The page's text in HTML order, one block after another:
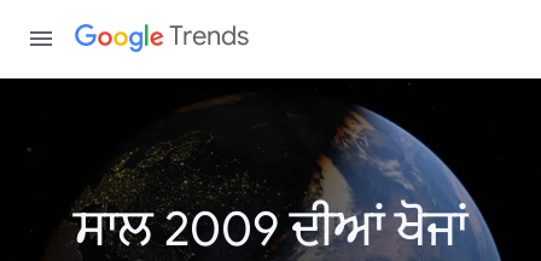
Trends
ਸਾਲ 2009 ਦੀਆਂ ਖੋਜਾਂ